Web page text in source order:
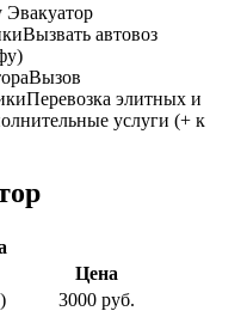
Эвакуатор
Вызвать автовоз
Вызов
Перевозка элитных и
услуги (+ к
Цена
3000 руб.